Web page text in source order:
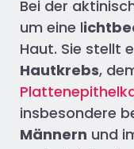
Bei der
um eine l
Haut. Sie stellt
Hautkrebs,
insbesondere
Männern und